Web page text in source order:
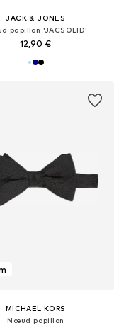
JACK & JONES
papillon 'JACSOLID'
12,90 €
MICHAEL KORS
Nœud papillon